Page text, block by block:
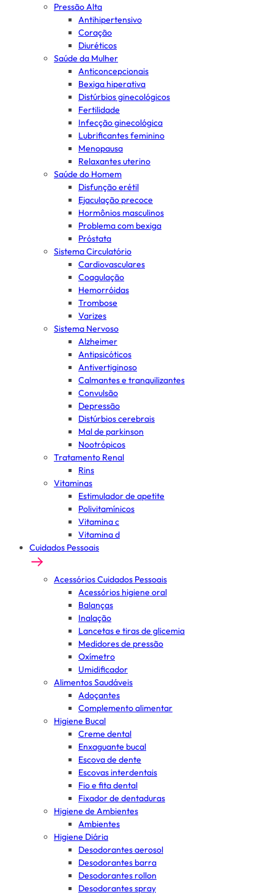
Pressão Alta
Antihipertensivo
Coração
Diuréticos
Saúde da Mulher
Anticoncepcionais
Bexiga hiperativa
Distúrbios ginecológicos
Fertilidade
Infecção ginecológica
Lubrificantes feminino
Menopausa
Relaxantes uterino
Saúde do Homem
Disfunção erétil
Ejaculação precoce
Hormônios masculinos
Problema com bexiga
Próstata
Sistema Circulatório
Cardiovasculares
Coagulação
Hemorróidas
Trombose
Varizes
Sistema Nervoso
Alzheimer
Antipsicóticos
Antivertiginoso
Calmantes e tranquilizantes
Convulsão
Depressão
Distúrbios cerebrais
Mal de parkinson
Nootrópicos
Tratamento Renal
Rins
Vitaminas
Estimulador de apetite
Polivitamínicos
Vitamina c
Vitamina d
Cuidados Pessoais
Acessórios Cuidados Pessoais
Acessórios higiene oral
Balanças
Inalação
Lancetas e tiras de glicemia
Medidores de pressão
Oxímetro
Umidificador
Alimentos Saudáveis
Adoçantes
Complemento alimentar
Higiene Bucal
Creme dental
Enxaguante bucal
Escova de dente
Escovas interdentais
Fio e fita dental
Fixador de dentaduras
Higiene de Ambientes
Ambientes
Higiene Diária
Desodorantes aerosol
Desodorantes barra
Desodorantes rollon
Desodorantes spray